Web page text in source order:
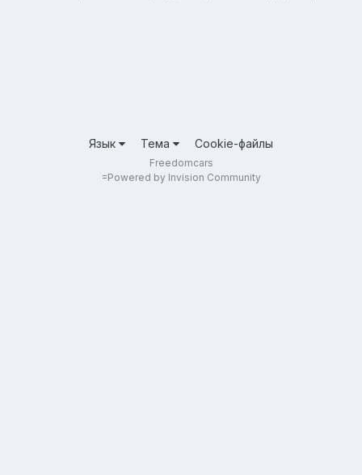
Язык Тема Cookie-файлы
Freedomcars
=Powered by Invision Community